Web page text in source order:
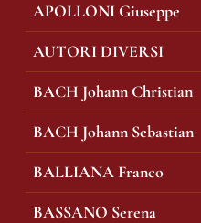
APOLLONI Giuseppe
AUTORI DIVERSI
BACH Johann Christian
BACH Johann Sebastian
BALLIANA Franco
BASSANO Serena